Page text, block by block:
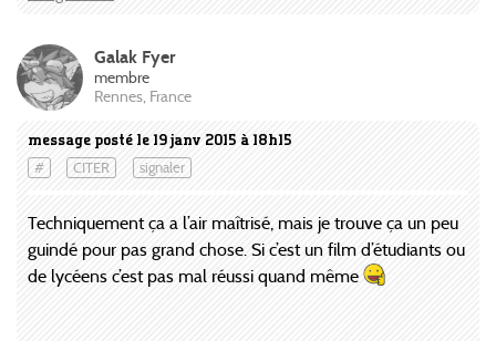
message posté le 19 janv 2015 à 18h15
# CITER signaler
Galak Fyer
membre
Rennes, France
Techniquement ça a l’air maîtrisé, mais je trouve ça un peu
guindé pour pas grand chose. Si c’est un film d’étudiants ou
de lycéens c’est pas mal réussi quand même